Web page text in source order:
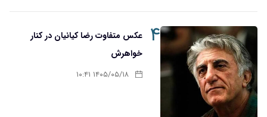
۴
عکس متفاوت رضا کیانیان در کنار
خواهرش
۱۴۰۵/۰۵/۱۸ ۱۰:۴۱